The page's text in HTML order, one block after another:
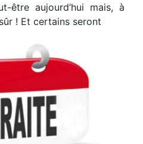
être aujourd’hui mais, à
! Et certains seront